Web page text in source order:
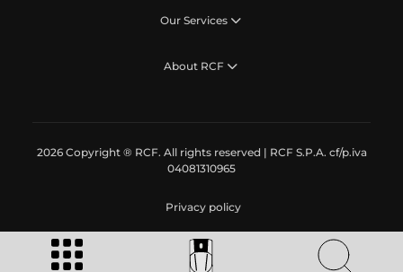
Our Services
About RCF
2026 Copyright ® RCF. All rights reserved | RCF S.P.A. cf/p.iva
04081310965
Privacy policy